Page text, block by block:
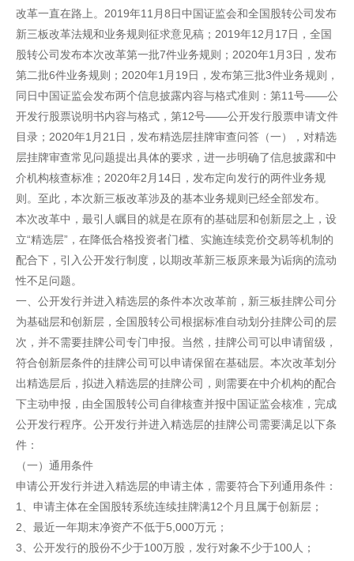
改革一直在路上。2019年11月8日中国证监会和全国股转公司发布
新三板改革法规和业务规则征求意见稿；2019年12月17日，全国
股转公司发布本次改革第一批7件业务规则；2020年1月3日，发布
第二批6件业务规则；2020年1月19日，发布第三批3件业务规则，
同日中国证监会发布两个信息披露内容与格式准则：第11号——公
开发行股票说明书内容与格式，第12号——公开发行股票申请文件
目录；2020年1月21日，发布精选层挂牌审查问答（一），对精选
层挂牌审查常见问题提出具体的要求，进一步明确了信息披露和中
介机构核查标准；2020年2月14日，发布定向发行的两件业务规
则。至此，本次新三板改革涉及的基本业务规则已经全部发布。
本次改革中，最引人瞩目的就是在原有的基础层和创新层之上，设
立“精选层”，在降低合格投资者门槛、实施连续竞价交易等机制的
配合下，引入公开发行制度，以期改革新三板原来最为诟病的流动
性不足问题。
一、公开发行并进入精选层的条件本次改革前，新三板挂牌公司分
为基础层和创新层，全国股转公司根据标准自动划分挂牌公司的层
次，并不需要挂牌公司专门申报。当然，挂牌公司可以申请留级，
符合创新层条件的挂牌公司可以申请保留在基础层。本次改革划分
出精选层后，拟进入精选层的挂牌公司，则需要在中介机构的配合
下主动申报，由全国股转公司自律核查并报中国证监会核准，完成
公开发行程序。公开发行并进入精选层的挂牌公司需要满足以下条
件：
（一）通用条件
申请公开发行并进入精选层的申请主体，需要符合下列通用条件：
1、申请主体在全国股转系统连续挂牌满12个月且属于创新层；
2、最近一年期末净资产不低于5,000万元；
3、公开发行的股份不少于100万股，发行对象不少于100人；